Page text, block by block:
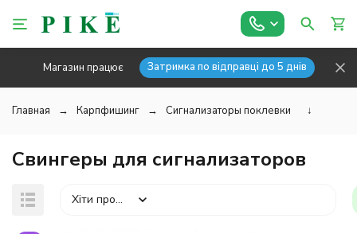
Магазин працює Затримка по відправці до 5 днів
Главная Карпфишинг Сигнализаторы поклевки ↓
Свингеры для сигнализаторов
Хіти продажів